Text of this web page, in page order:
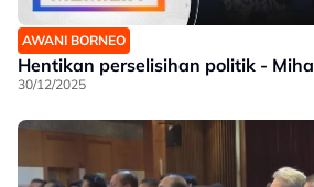
AWANI BORNEO
Hentikan perselisihan politik - Miha
30/12/2025